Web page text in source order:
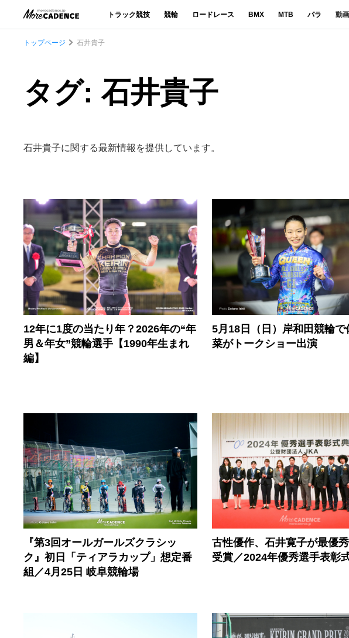
トラック競技 競輪 ロードレース BMX MTB パラ 動画
トップページ 石井貴子
タグ: 石井貴子
石井貴子に関する最新情報を提供しています。
12年に1度の当たり年？2026年の“年
男＆年女”競輪選手【1990年生まれ
編】
5月18日（日）岸和田競輪で
菜がトークショー出演
『第3回オールガールズクラシッ
ク』初日「ティアラカップ」想定番
組／4月25日 岐阜競輪場
古性優作、石井寛子が最優
受賞／2024年優秀選手表彰